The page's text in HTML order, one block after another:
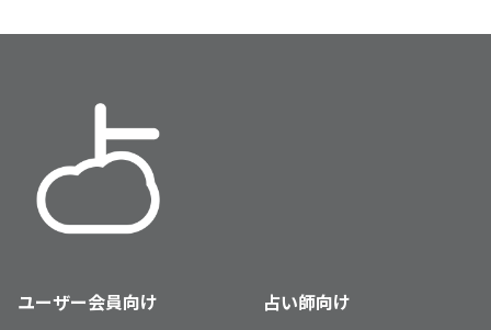
ユーザー会員向け 占い師向け